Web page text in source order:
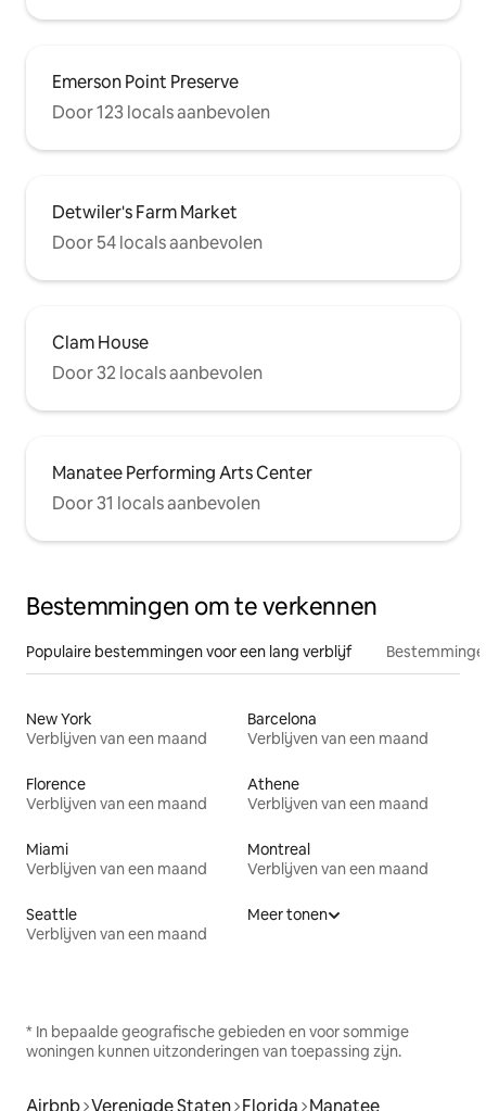
Emerson Point Preserve
Door 123 locals aanbevolen
Detwiler's Farm Market
Door 54 locals aanbevolen
Clam House
Door 32 locals aanbevolen
Manatee Performing Arts Center
Door 31 locals aanbevolen
Bestemmingen om te verkennen
Populaire bestemmingen voor een lang verblijf
New York
Verblijven van een maand
Barcelona
Verblijven van een maand
Florence
Verblijven van een maand
Athene
Verblijven van een maand
Miami
Verblijven van een maand
Montreal
Verblijven van een maand
Seattle
Verblijven van een maand
Meer tonen
* In bepaalde geografische gebieden en voor sommige
woningen kunnen uitzonderingen van toepassing zijn.
Airbnb Verenigde Staten Florida Manatee